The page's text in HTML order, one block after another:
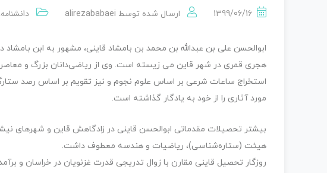
1399/06/16 ارسال شده توسط alirezababaei دانشنامه
ابوالحسن علی بن عبدالله بن محمد بن بامشاد قاینی، مشهور به ابن
هجری قمری در شهر قاین می زیسته است. وی از ریاضی‌دانان بزرگ و
استخراج ساعات شرعی بر اساس علوم نجوم و نیز تقویم بر اساس رصد
مورد آثاری را از خود به یادگار گذاشته است.
بیشتر تحصیلات مقدماتی ابوالحسن قاینی در زادگاهش قاین و شهرهای
هیئت (ستاره‌شناسی)، ریاضیات و هندسه معطوف داشت.
روزگار تحصیل قاینی مقارن با زوال تدریجی قدرت غزنویان در خراسان و